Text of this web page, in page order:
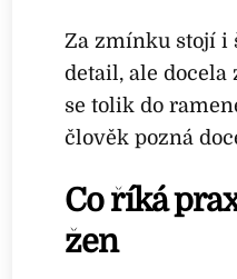
Za zmínku stojí i
detail, ale docela
se tolik do
člověk pozná
Co říká
žen